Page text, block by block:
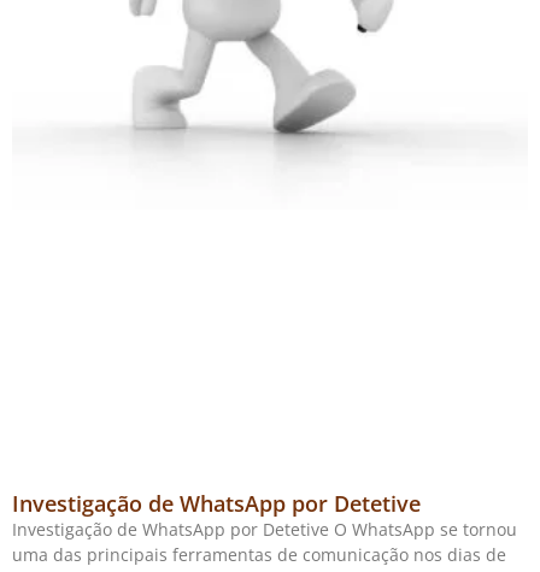
Investigação de WhatsApp por Detetive
Investigação de WhatsApp por Detetive O WhatsApp se tornou
uma das principais ferramentas de comunicação nos dias de